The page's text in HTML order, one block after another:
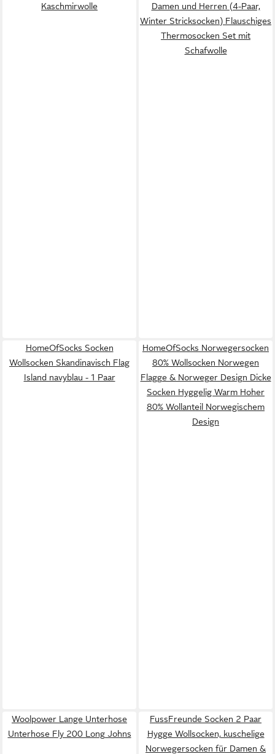
Kaschmirwolle
Damen und Herren (4-Paar,
Winter Stricksocken) Flauschiges
Thermosocken Set mit
Schafwolle
HomeOfSocks Socken
Wollsocken Skandinavisch Flag
Island navyblau - 1 Paar
HomeOfSocks Norwegersocken
80% Wollsocken Norwegen
Flagge & Norweger Design Dicke
Socken Hyggelig Warm Hoher
80% Wollanteil Norwegischem
Design
Woolpower Lange Unterhose
Unterhose Fly 200 Long Johns
FussFreunde Socken 2 Paar
Hygge Wollsocken, kuschelige
Norwegersocken für Damen &